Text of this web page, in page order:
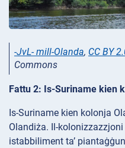
-JvL- mill-Olanda, CC BY
Commons
Fattu 2: Is-Suriname kien
Is-Suriname kien kolоnja
Olandiża. Il-
istabbiliment ta’